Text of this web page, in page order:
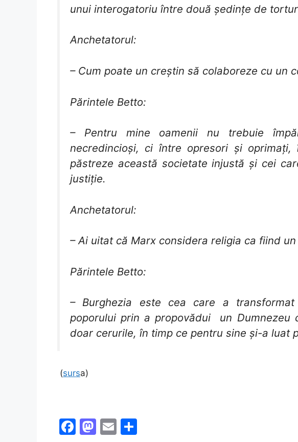
unui interogatoriu între două ședințe de
Anchetatorul:
– Cum poate un creștin să colaboreze cu un
Părintele Betto:
– Pentru mine oamenii nu trebuie
necredincioși, ci între opresori și
păstreze această societate injustă și cei
justiție.
Anchetatorul:
– Ai uitat că Marx considera religia ca fiind
Părintele Betto:
– Burghezia este cea care a
poporului prin a propovădui un Dumnezeu
doar cerurile, în timp ce pentru sine și-a luat
(sursa)
F
M E